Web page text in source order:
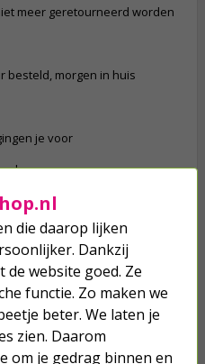
meer geretourneerd worden
besteld, morgen in huis
je voor
9.1/10
op batterijen | 2.4
(20 leds,
Binnen)
die daarop lijken
Dankzij
website goed. Ze
functie. Zo maken we
beter. We laten je
zien. Daarom
om je gedrag binnen en